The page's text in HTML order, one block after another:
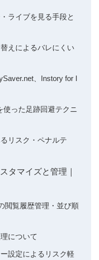
ライブを見る手段と
えによるバレにくい
、Instory for I
った足跡回避テクニ
リスク・ペナルテ
タマイズと管理｜
閲覧履歴管理・並び順
について
設定によるリスク軽